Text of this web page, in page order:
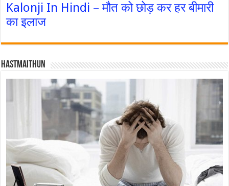
Kalonji In Hindi – मौत को छोड़ कर हर बीमारी
का इलाज
Hastmaithun